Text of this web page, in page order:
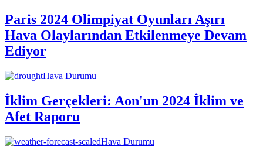
Paris 2024 Olimpiyat Oyunları Aşırı
Hava Olaylarından Etkilenmeye Devam
Ediyor
Hava Durumu
İklim Gerçekleri: Aon'un 2024 İklim ve
Afet Raporu
Hava Durumu